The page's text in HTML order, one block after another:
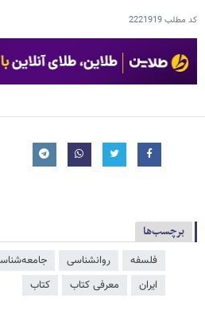
کد مطلب2221919
برچسب‌ها
فلسفه روانشناسی
ایران
معرفی کتاب کتاب